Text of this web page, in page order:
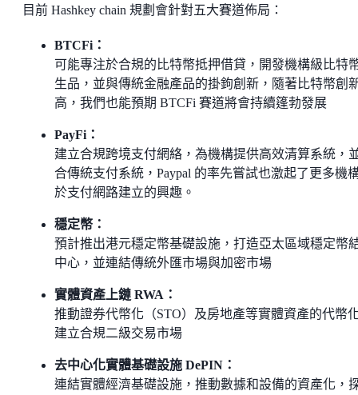
目前 Hashkey chain 規劃會針對五大賽道佈局：
BTCFi：
可能專注於合規的比特幣抵押借貸，開發機構級比特
生品，並與傳統金融產品的掛鉤創新，隨著比特幣創
高，我們也能預期 BTCFi 賽道將會持續篷勃發展
PayFi：
建立合規跨境支付網絡，為機構提供高效清算系統，
合傳統支付系統，Paypal 的率先嘗試也激起了更多機
於支付網路建立的興趣。
穩定幣：
預計推出港元穩定幣基礎設施，打造亞太區域穩定幣
中心，並連結傳統外匯市場與加密市場
實體資產上鏈 RWA：
推動證券代幣化（STO）及房地產等實體資產的代幣
建立合規二級交易市場
去中心化實體基礎設施 DePIN：
連結實體經濟基礎設施，推動數據和設備的資產化，